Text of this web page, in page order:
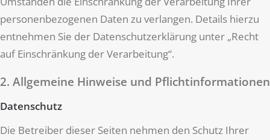
personenbezogenen Daten zu verlangen. Details hierzu
entnehmen Sie der Datenschutzerklärung unter „Recht
auf Einschränkung der Verarbeitung“.
2. Allgemeine Hinweise und Pflichtinformationen
Datenschutz
Die Betreiber dieser Seiten nehmen den Schutz Ihrer